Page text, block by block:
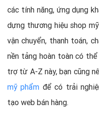
các tính năng, ứng dụng
dựng thương hiệu shop
vận chuyển, thanh toán,
nền tảng hoàn toàn có
trợ từ A-Z này, bạn cũng
mỹ phẩm để có trải
tạo web bán hàng.